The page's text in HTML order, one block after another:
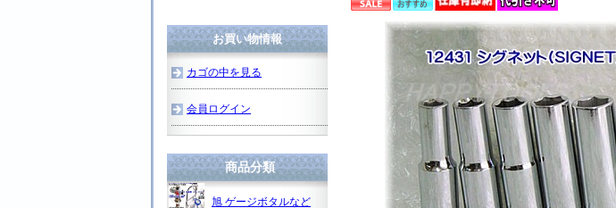
お買い物情報
カゴの中を見る
会員ログイン
商品分類
旭 ゲージボタルなど